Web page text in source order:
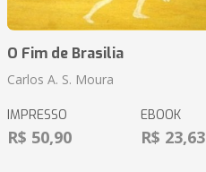
O Fim de Brasilia
Carlos A. S. Moura
IMPRESSO
R$ 50,90
EBOOK
R$ 23,63